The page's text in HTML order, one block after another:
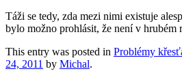
Táži se tedy, zda mezi nimi existuje
bylo možno prohlásit, že není v hrubém
This entry was posted in Problémy
24, 2011 by Michal.